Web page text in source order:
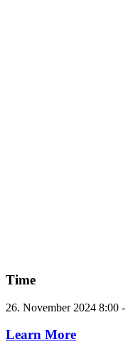
Time
26. November 2024 8:00 -
Learn More